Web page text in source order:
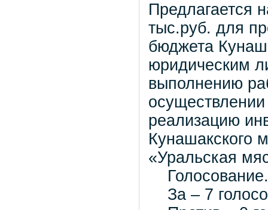
Предлагается
тыс.руб. для
бюджета
юридическим
выполнению
реализацию
Кунашакского
«Уральская
Голосование.
За – 7